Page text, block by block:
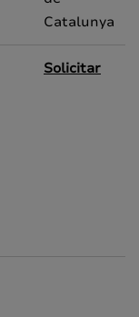
Catalunya
Solicitar